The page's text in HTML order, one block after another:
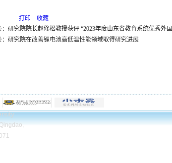
打印
收藏
：研究院院长赵修松教授获评 “2023年度山东省教育系统优秀外
：研究院在改善锂电池高低温性能领域取得研究进展